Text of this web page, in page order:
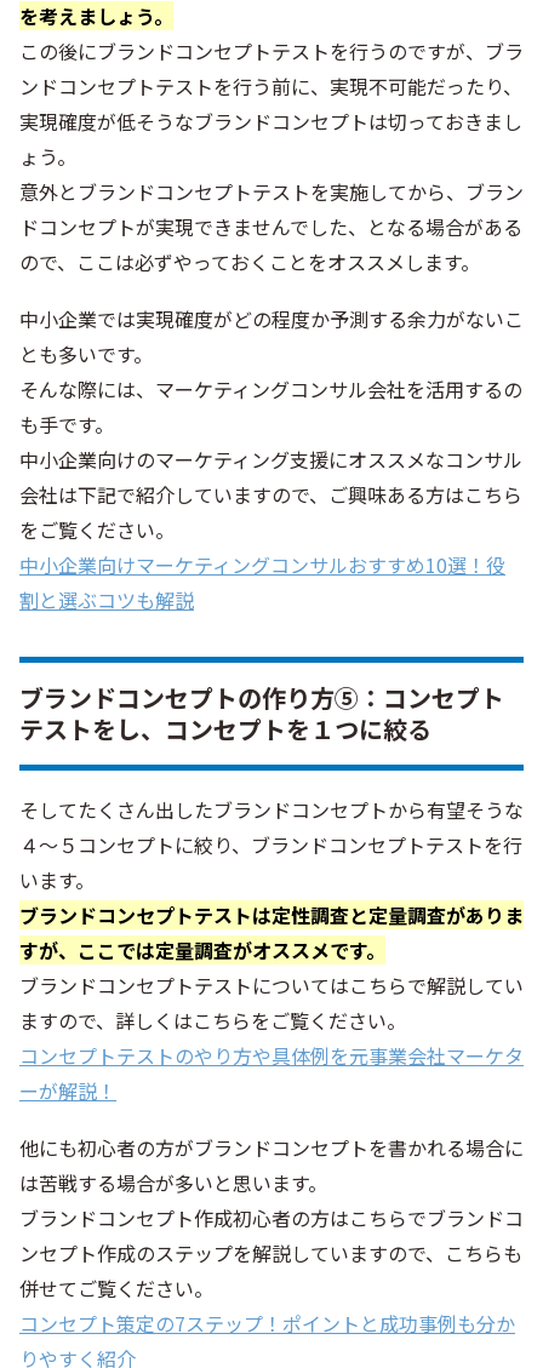
を考えましょう。
この後にブランドコンセプトテストを行うのですが、ブラ
ンドコンセプトテストを行う前に、実現不可能だったり、
実現確度が低そうなブランドコンセプトは切っておきまし
ょう。
意外とブランドコンセプトテストを実施してから、ブラン
ドコンセプトが実現できませんでした、となる場合がある
ので、ここは必ずやっておくことをオススメします。
中小企業では実現確度がどの程度か予測する余力がないこ
とも多いです。
そんな際には、マーケティングコンサル会社を活用するの
も手です。
中小企業向けのマーケティング支援にオススメなコンサル
会社は下記で紹介していますので、ご興味ある方はこちら
をご覧ください。
中小企業向けマーケティングコンサルおすすめ10選！役
割と選ぶコツも解説
ブランドコンセプトの作り方⑤：コンセプト
テストをし、コンセプトを１つに絞る
そしてたくさん出したブランドコンセプトから有望そうな
４～５コンセプトに絞り、ブランドコンセプトテストを行
います。
ブランドコンセプトテストは定性調査と定量調査がありま
すが、ここでは定量調査がオススメです。
ブランドコンセプトテストについてはこちらで解説してい
ますので、詳しくはこちらをご覧ください。
コンセプトテストのやり方や具体例を元事業会社マーケタ
ーが解説！
他にも初心者の方がブランドコンセプトを書かれる場合に
は苦戦する場合が多いと思います。
ブランドコンセプト作成初心者の方はこちらでブランドコ
ンセプト作成のステップを解説していますので、こちらも
併せてご覧ください。
コンセプト策定の7ステップ！ポイントと成功事例も分か
りやすく紹介